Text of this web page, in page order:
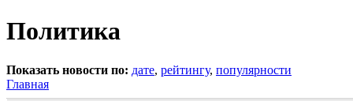
Политика
Показать новости по: дате, рейтингу, популярности
Главная